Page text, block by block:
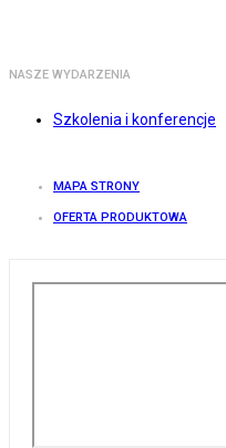
NASZE WYDARZENIA
Szkolenia i konferencje
MAPA STRONY
OFERTA PRODUKTOWA